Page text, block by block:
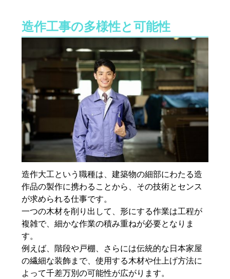
造作工事の多様性と可能性
造作大工という職種は、建築物の細部にわたる造
作品の製作に携わることから、その技術とセンス
が求められる仕事です。
一つの木材を削り出して、形にする作業は工程が
複雑で、細かな作業の積み重ねが必要となりま
す。
例えば、階段や戸棚、さらには伝統的な日本家屋
の繊細な装飾まで、使用する木材や仕上げ方法に
よって千差万別の可能性が広がります。